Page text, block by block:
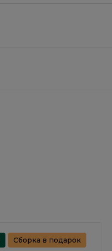
Сборка в подарок